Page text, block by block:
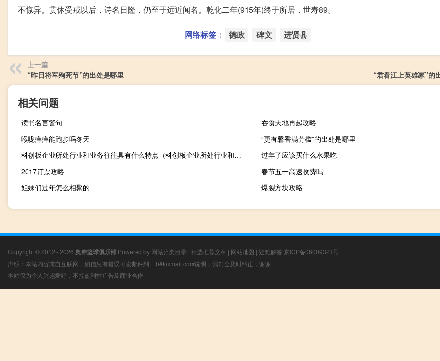
不惊异。贯休受戒以后，诗名日隆，仍至于远近闻名。乾化二年(915年)终于所居，世寿89。
网络标签： 德政 碑文 进贤县
上一篇
“昨日将军殉死节”的出处是哪里
“君看江上英雄冢”的
相关问题
读书名言警句
吞食天地再起攻略
喉咙痒痒能跑步吗冬天
“更有馨香满芳槛”的出处是哪里
科创板企业所处行业和业务往往具有什么特点（科创板企业所处行业和业务往往具有特点）
过年了应该买什么水果吃
2017订票攻略
春节五一高速收费吗
姐妹们过年怎么相聚的
爆裂方块攻略
Copyright © 2012 - 2026 奥神篮球俱乐部 Powered by 网站分类目录 | 精选推荐文章 | 网站地图 | 疑难解答 京ICP备06009323号
声明：本站内容来自互联网，如信息有错误可发邮件到f_fb#foxmail.com说明，我们会及时纠正，谢谢
本站仅为个人兴趣爱好，不接盈利性广告及商业合作